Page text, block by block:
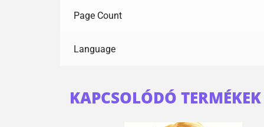
Page Count
Language
KAPCSOLÓDÓ TERMÉKEK